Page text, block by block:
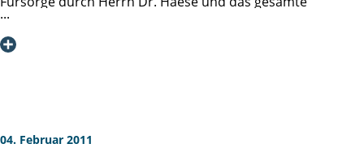
Personal war vorbildlich. Ein noch besserer Arzt ist für
mich undenkbar. Ich schwöre auf das da-Vinci®-
04. Februar 2011